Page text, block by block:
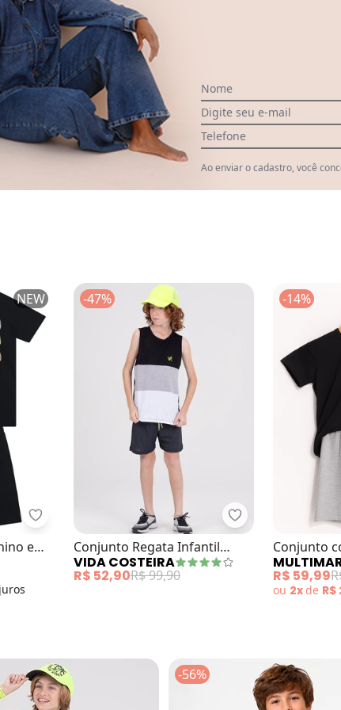
Poliplex Folhas Preto
NEW
Brandili - Conjunto Infantil Menino em Meia Malha
em
juros
-47%
Vida Costeira -
Conjunto Regata Infantil
Tricolor Preto
VIDA COSTEIRA
R$ 52,90R$ 99,90
-14%
Conjunto
R$ 59,99
ou 2xde
-56%
Nome
Digite seu e-mail
Telefone
Ao enviar o cadastro, você